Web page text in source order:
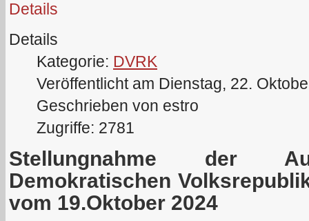
Details
Details
Kategorie: DVRK
Veröffentlicht am Dienstag, 22.
Geschrieben von estro
Zugriffe: 2781
Stellungnahme der
Demokratischen
vom 19.Oktober 2024